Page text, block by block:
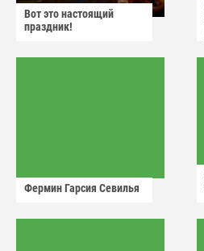
Вот это настоящий
праздник!
Фермин Гарсия Севилья